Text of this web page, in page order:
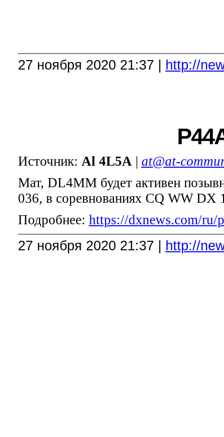
27 ноября 2020 21:37 | http://
Источник: Al 4L5A| at@at-
Мат, DL4MM будет активен
036, в соревнованиях CQ WW DX
Подробнее: https://dxnews.com/ru/
27 ноября 2020 21:37 | http://